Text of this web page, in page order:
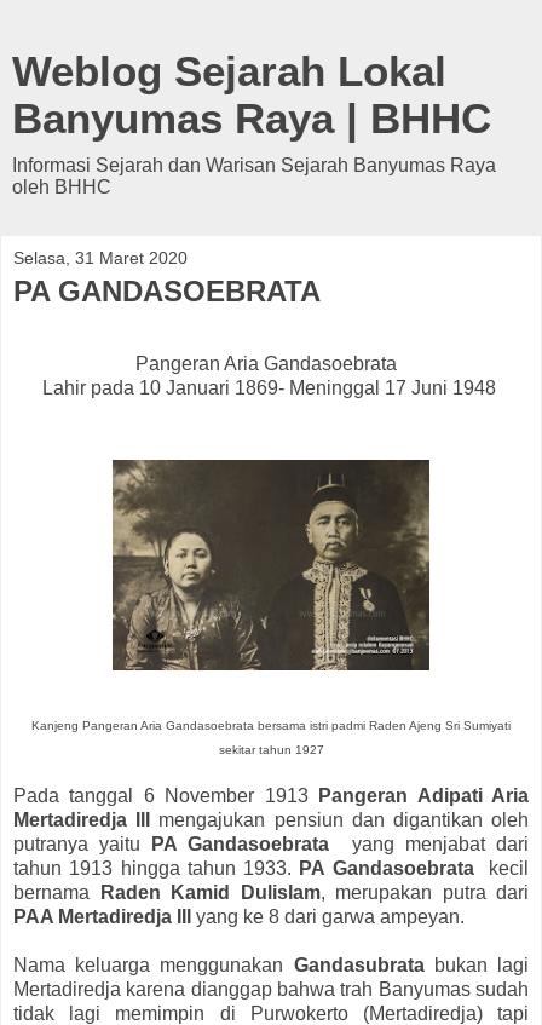
Weblog Sejarah Lokal
Banyumas Raya | BHHC
Informasi Sejarah dan Warisan Sejarah Banyumas Raya
oleh BHHC
Selasa, 31 Maret 2020
PA GANDASOEBRATA
Pangeran Aria Gandasoebrata
Lahir pada 10 Januari 1869- Meninggal 17 Juni 1948
Kanjeng Pangeran Aria Gandasoebrata bersama istri padmi Raden Ajeng Sri Sumiyati
sekitar tahun 1927
Pada tanggal 6 November 1913
Pangeran Adipati Aria
Mertadiredja III mengajukan pensiun dan digantikan oleh
putranya yaitu
PA Gandasoebrata yang menjabat dari
tahun 1913 hingga tahun 1933. PA Gandasoebratakecil
bernama
Raden Kamid Dulislam, merupakan putra dari
PAA Mertadiredja III yang ke 8 dari garwa ampeyan.
Nama keluarga menggunakan Gandasubratabukan lagi
Mertadiredja karena dianggap bahwa trah Banyumas sudah
tidak lagi memimpin di Purwokerto (Mertadiredja) tapi